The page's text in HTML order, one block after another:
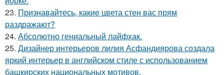
23. Признавайтесь, какие цвета стен вас прям
раздражают?
24. Абсолютно гениальный лайфхак.
25. Дизайнер интерьеров лилия Асфандиярова создала
яркий интерьер в английском стиле с использованием
башкирских национальных мотивов.